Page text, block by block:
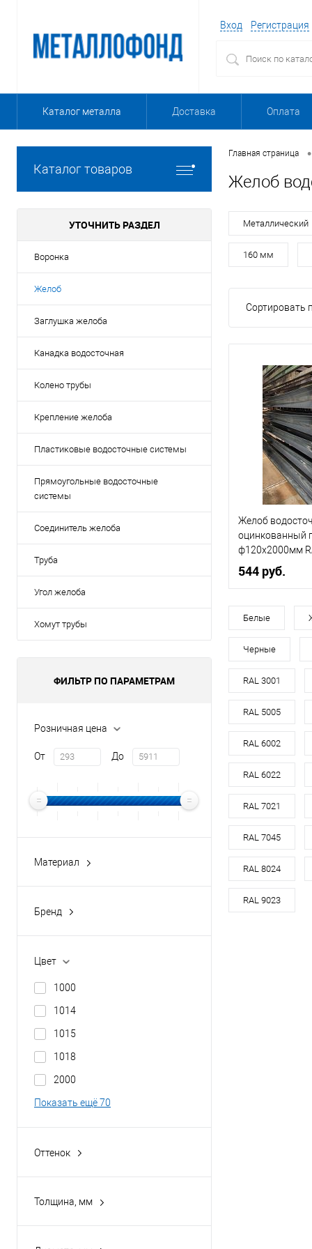
Вход Регистрация
Каталог металла Доставка Оплата
Каталог товаров
УТОЧНИТЬ РАЗДЕЛ
Воронка
Желоб
Заглушка желоба
Канадка водосточная
Колено трубы
Крепление желоба
Пластиковые водосточные системы
Прямоугольные водосточные
системы
Соединитель желоба
Труба
Угол желоба
Хомут трубы
ФИЛЬТР ПО ПАРАМЕТРАМ
Розничная цена
От До
Материал
полимерным покрытием
оцинкованная сталь с
Бренд
Цвет
1000
1014
1015
1018
2000
Показать ещё 70
Оттенок
Толщина, мм
Главная страница •
Желоб
Металлический
160 мм
Сортировать
Желоб
оцинкованный
ф120х2000мм
544 руб.
Диаметр, мм
Материал
Цвет
Цвет
В
Купить в 1 клик
В избранное
Белые
Черные
RAL 3001
RAL 5005
RAL 6002
RAL 6022
RAL 7021
RAL 7045
RAL 8024
RAL 9023